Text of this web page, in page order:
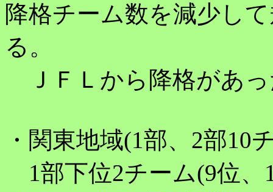
降格チーム数を減少し
る。
ＪＦＬから降格があ
・関東地域(1部、2部10
1部下位2チーム(9位、